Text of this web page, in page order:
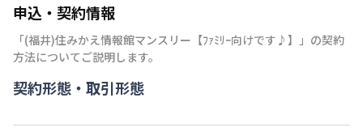
申込・契約情報
「(福井)住みかえ情報館マンスリー【ﾌｧﾐﾘｰ向けです♪】
」の契約
方法についてご説明します。
契約形態・取引形態